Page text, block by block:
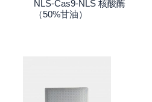
NLS-Cas9-NLS 核酸酶
（50%甘油）